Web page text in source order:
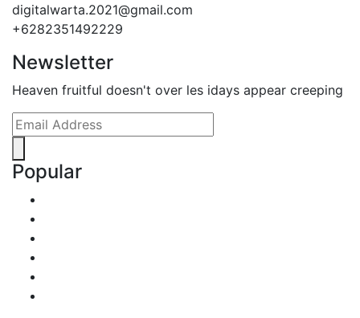
digitalwarta.2021@gmail.com
+6282351492229
Newsletter
Heaven fruitful doesn't over les idays appear creeping
Popular